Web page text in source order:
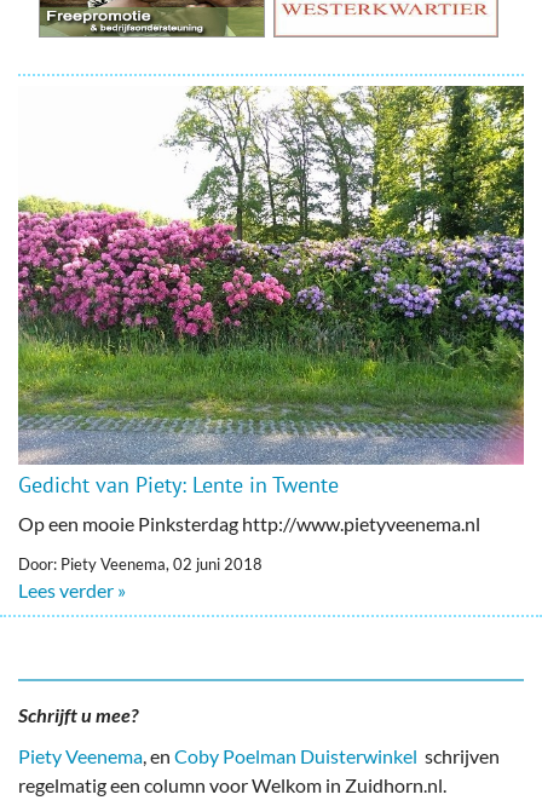
Gedicht van Piety: Lente in Twente
Op een mooie Pinksterdag http://www.pietyveenema.nl
Door: Piety Veenema, 02 juni 2018
Lees verder »
Schrijft u mee?
Piety Veenema, en Coby Poelman Duisterwinkel schrijven
regelmatig een column voor Welkom in Zuidhorn.nl.